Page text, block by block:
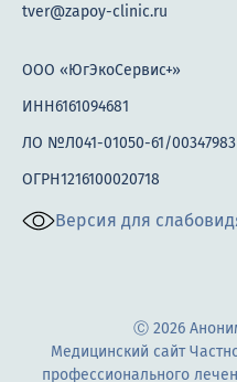
tver@zapoy-clinic.ru
ООО «ЮгЭкоСервис+»
ИНН6161094681
ЛО №Л041-01050-61/00347983
ОГРН1216100020718
Версия для
Ⓒ 2026
Медицинский сайт
профессионального